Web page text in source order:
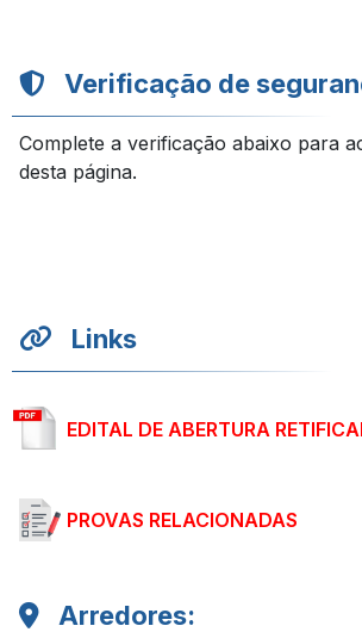
Verificação de
Complete a verificação abaixo para
desta página.
Links
EDITAL DE ABERTURA
PROVAS RELACIONADAS
Arredores: